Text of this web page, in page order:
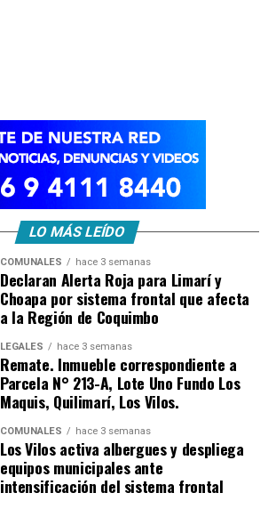
LO MÁS LEÍDO
COMUNALES hace 3 semanas
Declaran Alerta Roja para Limarí y
Choapa por sistema frontal que afecta
a la Región de Coquimbo
LEGALES hace 3 semanas
Remate. Inmueble correspondiente a
Parcela N° 213-A, Lote Uno Fundo Los
Maquis, Quilimarí, Los Vilos.
COMUNALES hace 3 semanas
Los Vilos activa albergues y despliega
equipos municipales ante
intensificación del sistema frontal